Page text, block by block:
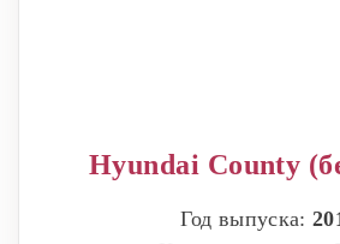
Hyundai County
Год выпуска: